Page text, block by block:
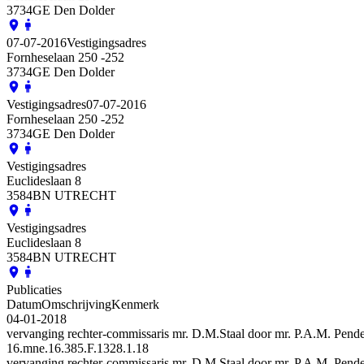
3734GE Den Dolder
07-07-2016Vestigingsadres
Fornheselaan 250 -252
3734GE Den Dolder
Vestigingsadres07-07-2016
Fornheselaan 250 -252
3734GE Den Dolder
Vestigingsadres
Euclideslaan 8
3584BN UTRECHT
Vestigingsadres
Euclideslaan 8
3584BN UTRECHT
Publicaties
DatumOmschrijvingKenmerk
04-01-2018
vervanging rechter-commissaris mr. D.M.Staal door mr. P.A.M.
16.mne.16.385.F.1328.1.18